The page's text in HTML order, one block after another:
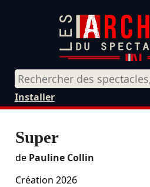
Installer
Super
de Pauline Collin
Création 2026